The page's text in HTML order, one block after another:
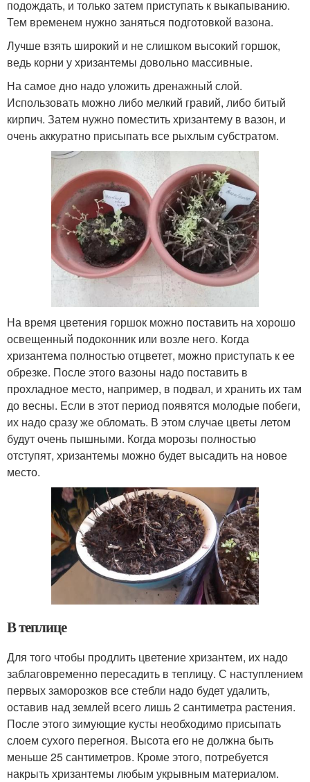
подождать, и только затем приступать к выкапыванию.
Тем временем нужно заняться подготовкой вазона.
Лучше взять широкий и не слишком высокий горшок,
ведь корни у хризантемы довольно массивные.
На самое дно надо уложить дренажный слой.
Использовать можно либо мелкий гравий, либо битый
кирпич. Затем нужно поместить хризантему в вазон, и
очень аккуратно присыпать все рыхлым субстратом.
На время цветения горшок можно поставить на хорошо
освещенный подоконник или возле него. Когда
хризантема полностью отцветет, можно приступать к ее
обрезке. После этого вазоны надо поставить в
прохладное место, например, в подвал, и хранить их там
до весны. Если в этот период появятся молодые побеги,
их надо сразу же обломать. В этом случае цветы летом
будут очень пышными. Когда морозы полностью
отступят, хризантемы можно будет высадить на новое
место.
В теплице
Для того чтобы продлить цветение хризантем, их надо
заблаговременно пересадить в теплицу. С наступлением
первых заморозков все стебли надо будет удалить,
оставив над землей всего лишь 2 сантиметра растения.
После этого зимующие кусты необходимо присыпать
слоем сухого перегноя. Высота его не должна быть
меньше 25 сантиметров. Кроме этого, потребуется
накрыть хризантемы любым укрывным материалом.